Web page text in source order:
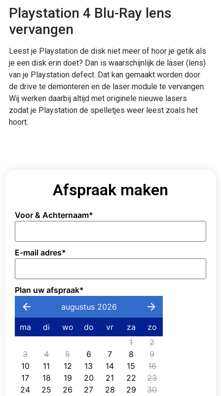
Playstation 4 Blu-Ray lens
vervangen
Leest je Playstation de disk niet meer of hoor je getik als
je een disk erin doet? Dan is waarschijnlijk de laser (lens)
van je Playstation defect. Dat kan gemaakt worden door
de drive te demonteren en de laser module te vervangen.
Wij werken daarbij altijd met originele nieuwe lasers
zodat je Playstation de spelletjes weer leest zoals het
hoort.
Afspraak maken
Voor & Achternaam*
E-mail adres*
Plan uw afspraak*
augustus 2026
ma di wo do vr za
zo
1
2
3
4 5 6 7 8
9
10
11 12 13 14 15
16
17
18 19 20 21 22
23
24
25 26 27 28 29
30